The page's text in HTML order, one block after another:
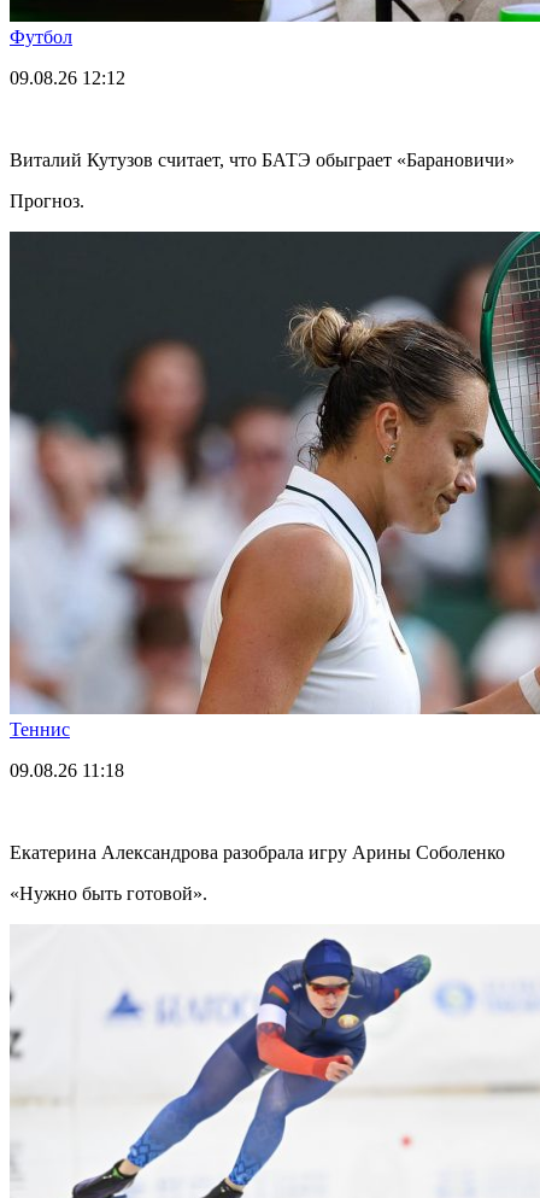
Футбол
09.08.26 12:12
Виталий Кутузов считает, что БАТЭ обыграет «Барановичи»
Прогноз.
Теннис
09.08.26 11:18
Екатерина Александрова разобрала игру Арины Соболенко
«Нужно быть готовой».